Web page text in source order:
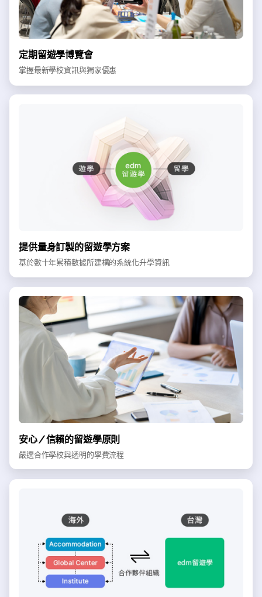
定期留遊學博覽會
掌握最新學校資訊與獨家優惠
提供量身訂製的留遊學方案
基於數十年累積數據所建構的系統化升學資訊
安心／信賴的留遊學原則
嚴選合作學校與透明的學費流程